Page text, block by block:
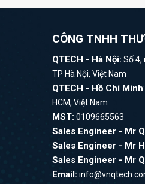
CÔNG TNHH
QTECH - Hà Nội: Số 4,
TP Hà Nội, Việt Nam
QTECH - Hồ Chí Minh
HCM, Việt Nam
MST: 0109665563
Sales Engineer - Mr
Sales Engineer - Mr
Sales Engineer - Mr
Email: